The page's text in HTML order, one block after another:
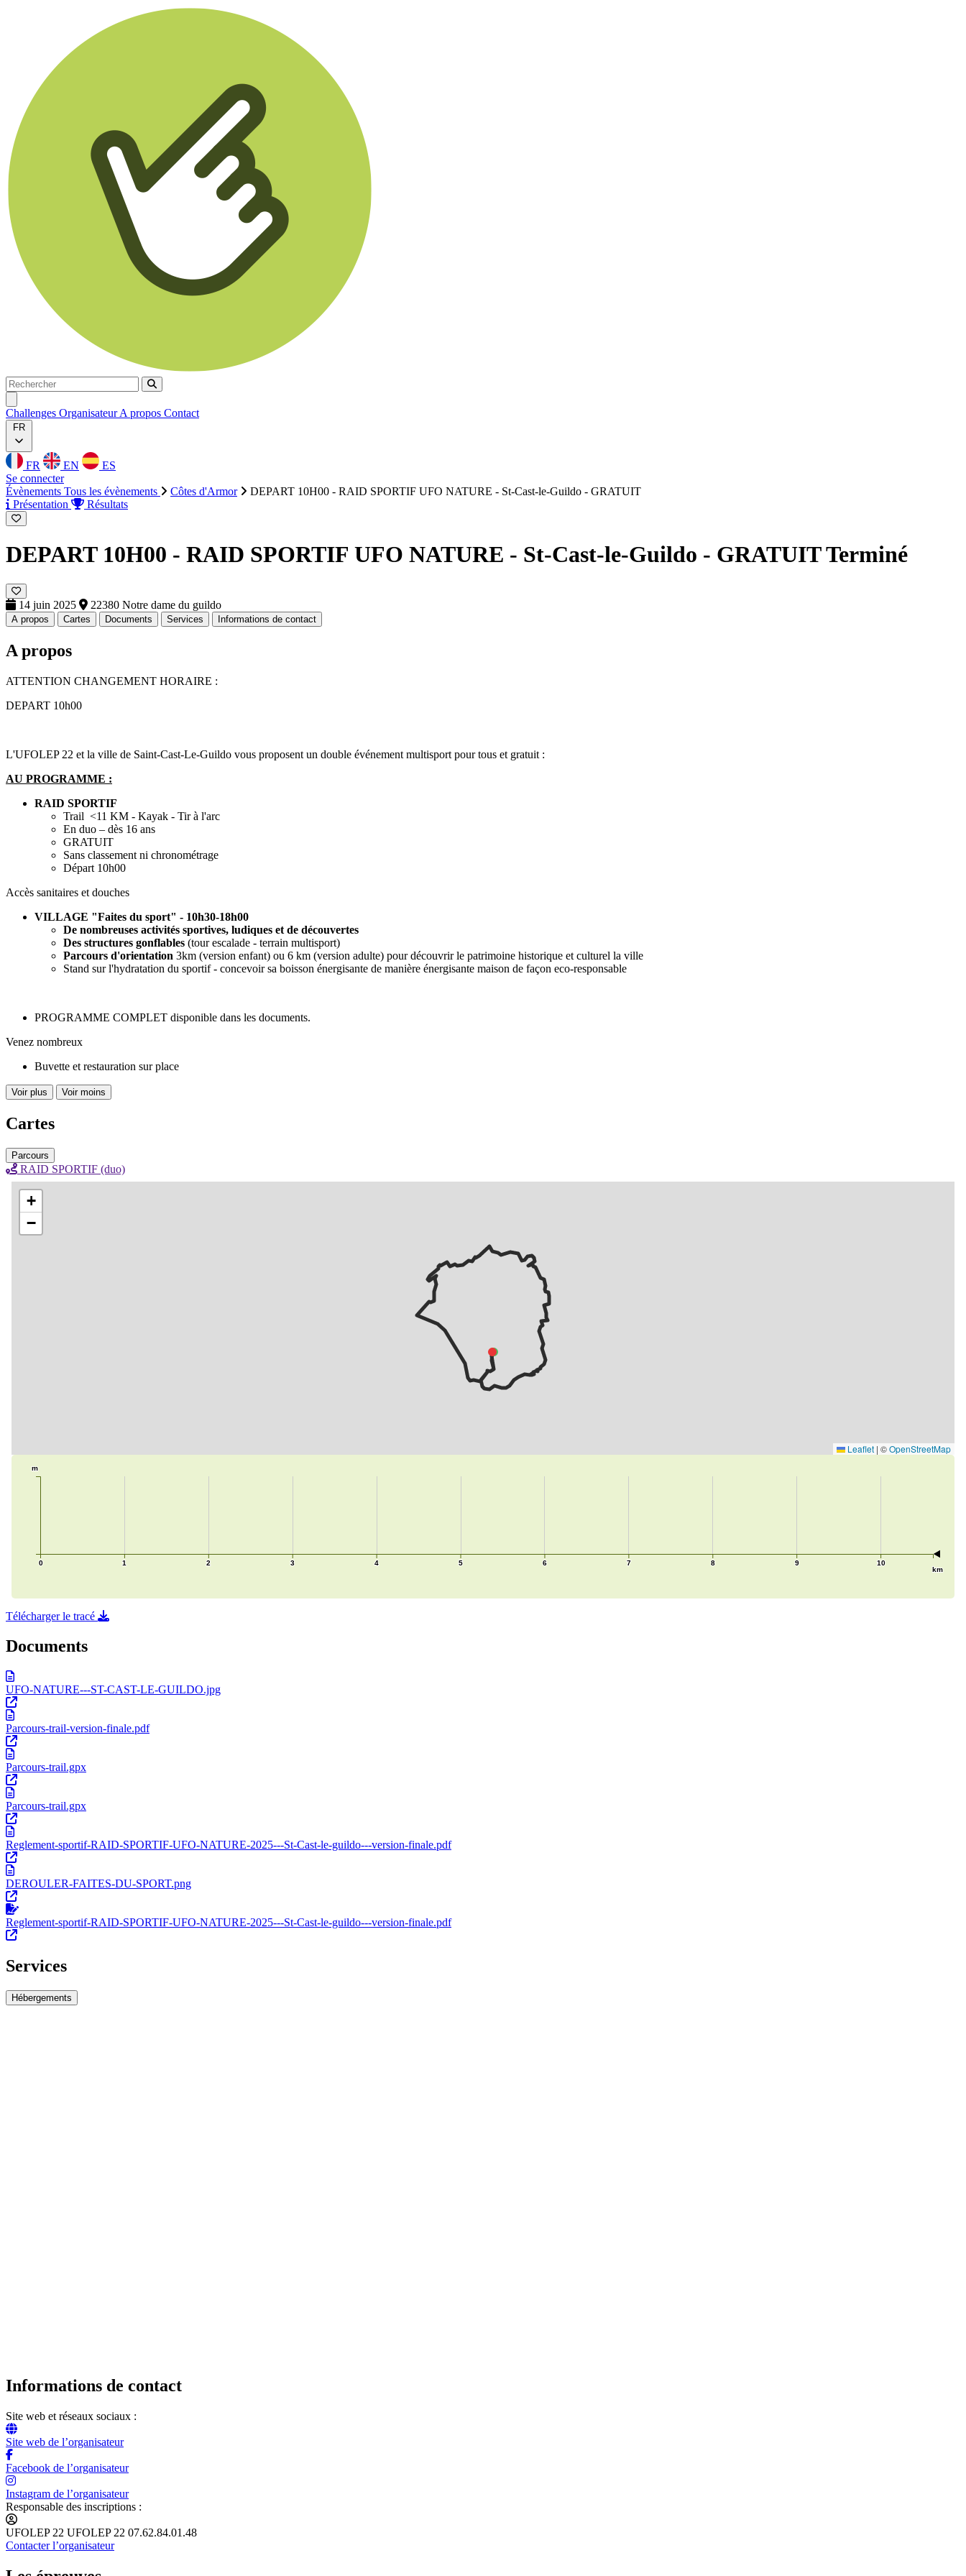
Rechercher
Rechercher
Challenges OrganisateurA propos Contact
FR
FR EN
ES
Se connecter
Évènements Tous les évènements Côtes d'Armor
DEPART 10H00 - RAID SPORTIF UFO NATURE - St-Cast-le-Guildo - GRATUIT
Présentation
Résultats
DEPART 10H00 - RAID SPORTIF UFO NATURE - St-Cast-le-Guildo - GRATUITTerminé
14 juin 2025 22380 Notre dame du guildo
A propos Cartes Documents Services Informations de contact
A propos
ATTENTION CHANGEMENT HORAIRE :
DEPART 10h00
L'UFOLEP 22 et la ville de Saint-Cast-Le-Guildo vous proposent un double événement multisport pour tous et gratuit :
AU PROGRAMME :
RAID SPORTIF
Trail <11 KM - Kayak - Tir à l'arc
En duo – dès 16 ans
GRATUIT
Sans classement ni chronométrage
Départ 10h00
Accès sanitaires et douches
VILLAGE "Faites du sport" - 10h30-18h00
De nombreuses activités sportives, ludiques et de découvertes
Des structures gonflables (tour escalade - terrain multisport)
Parcours d'orientation 3km (version enfant) ou 6 km (version adulte) pour découvrir le patrimoine historique et culturel la ville
Stand sur l'hydratation du sportif - concevoir sa boisson énergisante de manière énergisante maison de façon eco-responsable
PROGRAMME COMPLET disponible dans les documents.
Venez nombreux
Buvette et restauration sur place
Voir plus Voir moins
Cartes
Parcours
RAID SPORTIF (duo)
Télécharger le tracé
Documents
UFO-NATURE---ST-CAST-LE-GUILDO.jpg
Parcours-trail-version-finale.pdf
Parcours-trail.gpx
Parcours-trail.gpx
Reglement-sportif-RAID-SPORTIF-UFO-NATURE-2025---St-Cast-le-guildo---version-finale.pdf
DEROULER-FAITES-DU-SPORT.png
Reglement-sportif-RAID-SPORTIF-UFO-NATURE-2025---St-Cast-le-guildo---version-finale.pdf
Services
Hébergements
Informations de contact
Site web et réseaux sociaux :
Site web de l’organisateur
Facebook de l’organisateur
Instagram de l’organisateur
Responsable des inscriptions :
UFOLEP 22 UFOLEP 22 07.62.84.01.48
Contacter l’organisateur